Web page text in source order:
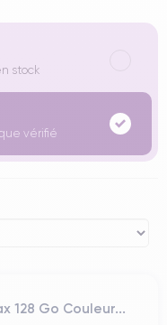
stock
vérifié
128 Go Couleur...